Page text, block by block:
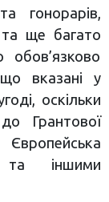
гонорарів,
та ще багато
обов’язково
вказані у
оскільки
Грантової
та іншими